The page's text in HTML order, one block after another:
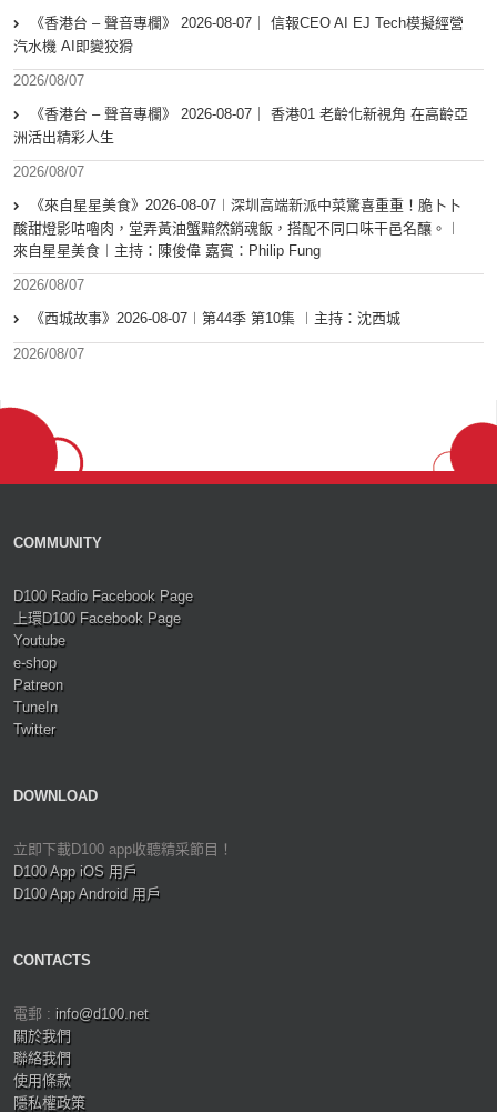
《香港台 – 聲音專欄》 2026-08-07｜ 信報CEO AI EJ Tech模擬經營
汽水機 AI即變狡猾
2026/08/07
《香港台 – 聲音專欄》 2026-08-07｜ 香港01 老齡化新視角 在高齡亞
洲活出精彩人生
2026/08/07
《來自星星美食》2026-08-07︱深圳高端新派中菜驚喜重重！脆卜卜
酸甜燈影咕嚕肉，堂弄黃油蟹黯然銷魂飯，搭配不同口味干邑名釀。︱
來自星星美食︱主持：陳俊偉 嘉賓：Philip Fung
2026/08/07
《西城故事》2026-08-07︱第44季 第10集 ︱主持：沈西城
2026/08/07
COMMUNITY
D100 Radio Facebook Page
上環D100 Facebook Page
Youtube
e-shop
Patreon
TuneIn
Twitter
DOWNLOAD
立即下載D100 app收聽精采節目！
D100 App iOS 用戶
D100 App Android 用戶
CONTACTS
電郵 : info@d100.net
關於我們
聯絡我們
使用條款
隱私權政策